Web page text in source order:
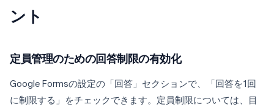
ント
定員管理のための回答制限の有効化
Google Formsの設定の「回答」セクションで、「回答を1回
に制限する」をチェックできます。定員制限については、目